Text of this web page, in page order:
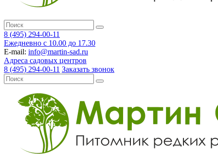
8 (495) 294-00-11
Ежедневно с 10.00 до 17.30
E-mail: info@martin-sad.ru
Адреса садовых центров
8 (495) 294-00-11 Заказать звонок